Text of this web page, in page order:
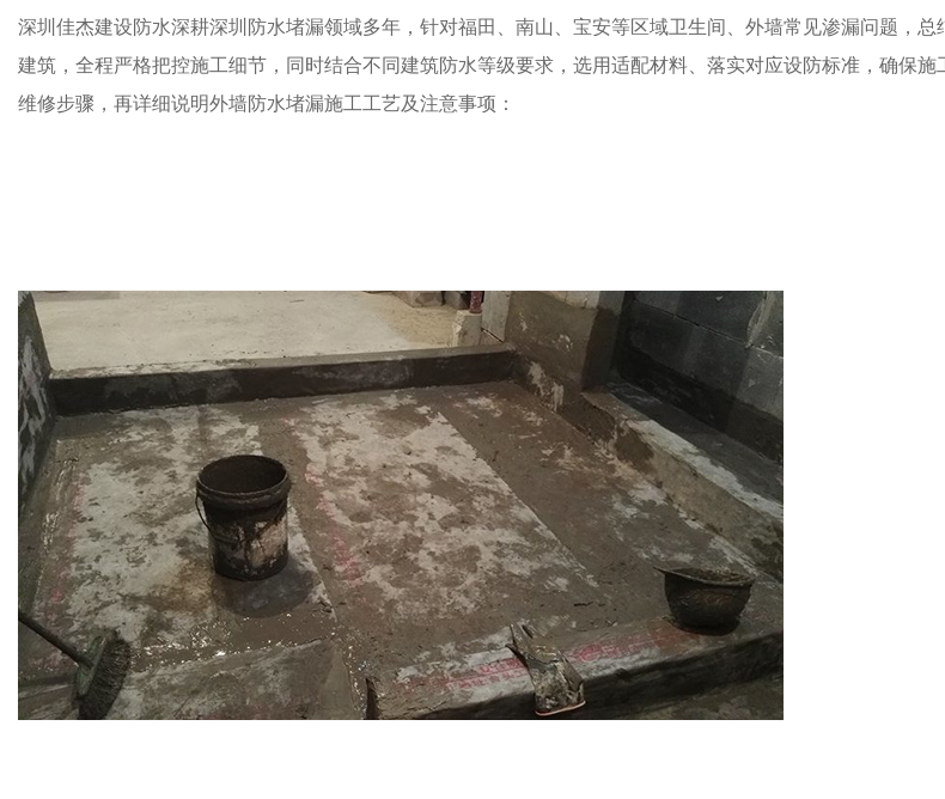
深圳佳杰建设防水深耕深圳防水堵漏领域多年，针对福田、南山、宝安等区域卫生间、外墙常见渗漏问题，
建筑，全程严格把控施工细节，同时结合不同建筑防水等级要求，选用适配材料、落实对应设防标准，确保
维修步骤，再详细说明外墙防水堵漏施工工艺及注意事项：